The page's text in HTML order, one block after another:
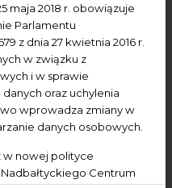
maja 2018 r. obowiązuje
Parlamentu
z dnia 27 kwietnia 2016 r.
w związku z
i w sprawie
oraz uchylenia
wprowadza zmiany w
danych osobowych.
w nowej polityce
Centrum
Hammer
Dodaj do iCal
do udziału 1